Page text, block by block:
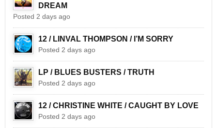
DREAM
Posted 2 days ago
12 / LINVAL THOMPSON / I’M SORRY
Posted 2 days ago
LP / BLUES BUSTERS / TRUTH
Posted 2 days ago
12 / CHRISTINE WHITE / CAUGHT BY LOVE
Posted 2 days ago